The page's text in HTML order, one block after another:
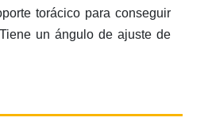
torácico para conseguir
un ángulo de ajuste de